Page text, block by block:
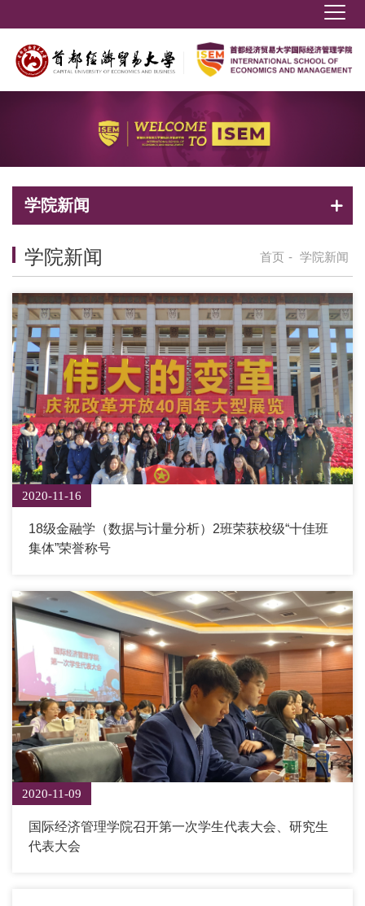
学院新闻
首页 - 学院新闻
学院新闻
2020-11-16
18级金融学（数据与计量分析）2班荣获校级“十佳班
集体”荣誉称号
2020-11-09
国际经济管理学院召开第一次学生代表大会、研究生
代表大会